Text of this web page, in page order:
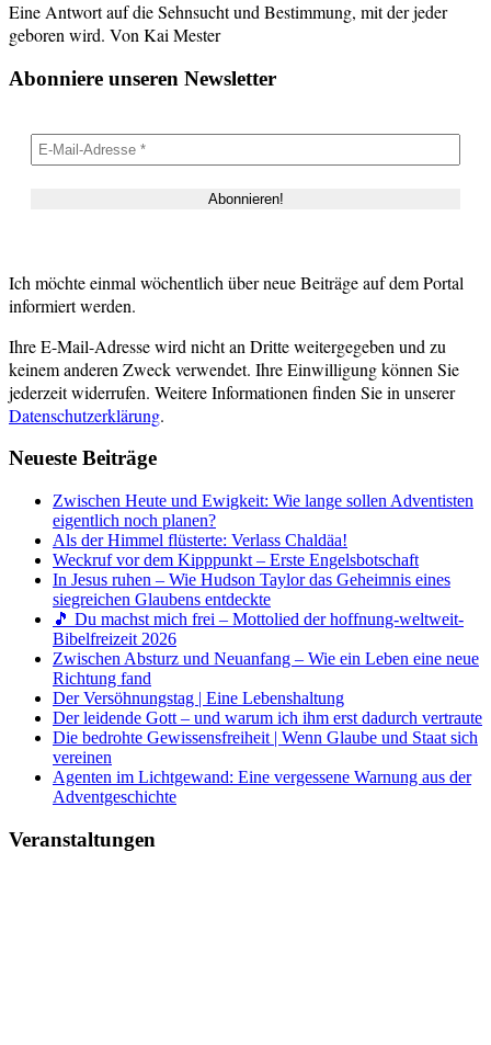
Eine Antwort auf die Sehnsucht und Bestimmung, mit der jeder
geboren wird. Von Kai Mester
Abonniere unseren Newsletter
Ich möchte einmal wöchentlich über neue Beiträge auf dem Portal
informiert werden.
Ihre E-Mail-Adresse wird nicht an Dritte weitergegeben und zu
keinem anderen Zweck verwendet. Ihre Einwilligung können Sie
jederzeit widerrufen. Weitere Informationen finden Sie in unserer
Datenschutzerklärung.
Neueste Beiträge
Zwischen Heute und Ewigkeit: Wie lange sollen Adventisten
eigentlich noch planen?
Als der Himmel flüsterte: Verlass Chaldäa!
Weckruf vor dem Kipppunkt – Erste Engelsbotschaft
In Jesus ruhen – Wie Hudson Taylor das Geheimnis eines
siegreichen Glaubens entdeckte
🎵 Du machst mich frei – Mottolied der hoffnung-weltweit-
Bibelfreizeit 2026
Zwischen Absturz und Neuanfang – Wie ein Leben eine neue
Richtung fand
Der Versöhnungstag | Eine Lebenshaltung
Der leidende Gott – und warum ich ihm erst dadurch vertraute
Die bedrohte Gewissensfreiheit | Wenn Glaube und Staat sich
vereinen
Agenten im Lichtgewand: Eine vergessene Warnung aus der
Adventgeschichte
Veranstaltungen